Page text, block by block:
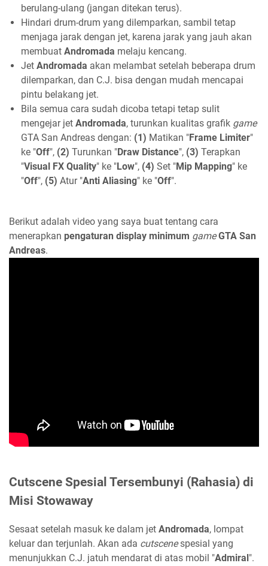
berulang-ulang (jangan ditekan terus).
Hindari drum-drum yang dilemparkan, sambil tetap
menjaga jarak dengan jet, karena jarak yang jauh akan
membuat Andromada melaju kencang.
Jet Andromada akan melambat setelah beberapa drum
dilemparkan, dan C.J. bisa dengan mudah mencapai
pintu belakang jet.
Bila semua cara sudah dicoba tetapi tetap sulit
mengejar jet Andromada, turunkan kualitas grafik game
GTA San Andreas dengan: (1) Matikan "Frame Limiter"
ke "Off", (2) Turunkan "Draw Distance", (3) Terapkan
"Visual FX Quality" ke "Low", (4) Set "Mip Mapping" ke
"Off", (5) Atur "Anti Aliasing" ke "Off".
Berikut adalah video yang saya buat tentang cara
menerapkan pengaturan display minimum game GTA San
Andreas.
Cutscene Spesial Tersembunyi (Rahasia) di
Misi Stowaway
Sesaat setelah masuk ke dalam jet Andromada, lompat
keluar dan terjunlah. Akan ada cutscenespesial yang
menunjukkan C.J. jatuh mendarat di atas mobil "Admiral".